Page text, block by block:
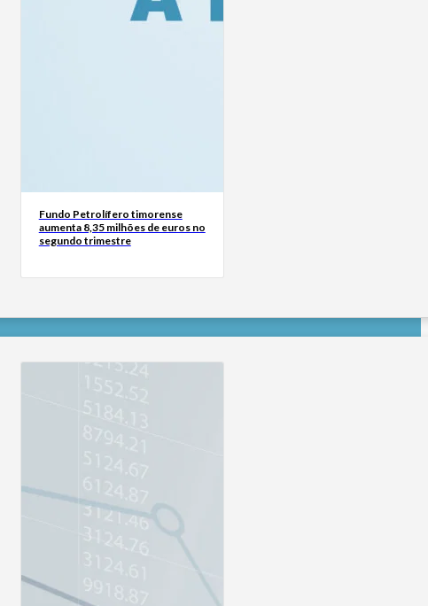
Fundo Petrolífero timorense
aumenta 8,35 milhões de euros no
segundo trimestre